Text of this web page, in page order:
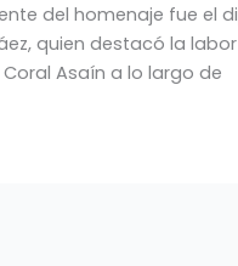
del homenaje fue el
quien destacó la labor
Asaín a lo largo de